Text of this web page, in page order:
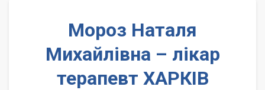
Мороз Наталя
Михайлівна – лікар
терапевт ХАРКІВ